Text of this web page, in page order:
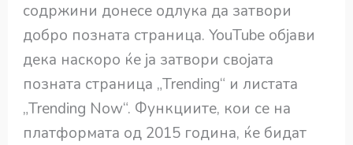
содржини донесе одлука да затвори
добро позната страница. YouTube објави
дека наскоро ќе ја затвори својата
позната страница „Trending“ и листата
„Trending Now“. Функциите, кои се на
платформата од 2015 година, ќе бидат